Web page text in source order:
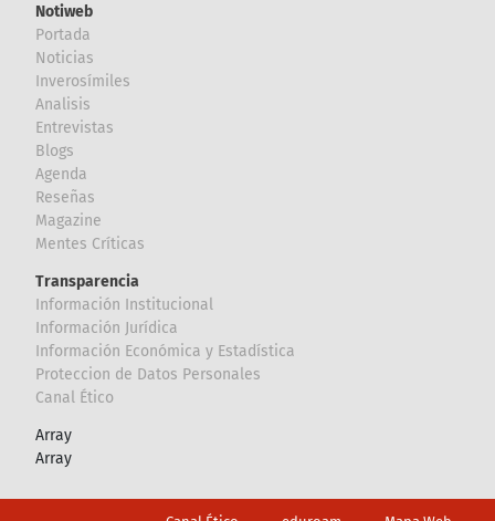
Notiweb
Portada
Noticias
Inverosímiles
Analisis
Entrevistas
Blogs
Agenda
Reseñas
Magazine
Mentes Críticas
Transparencia
Información Institucional
Información Jurídica
Información Económica y Estadística
Proteccion de Datos Personales
Canal Ético
Array
Array